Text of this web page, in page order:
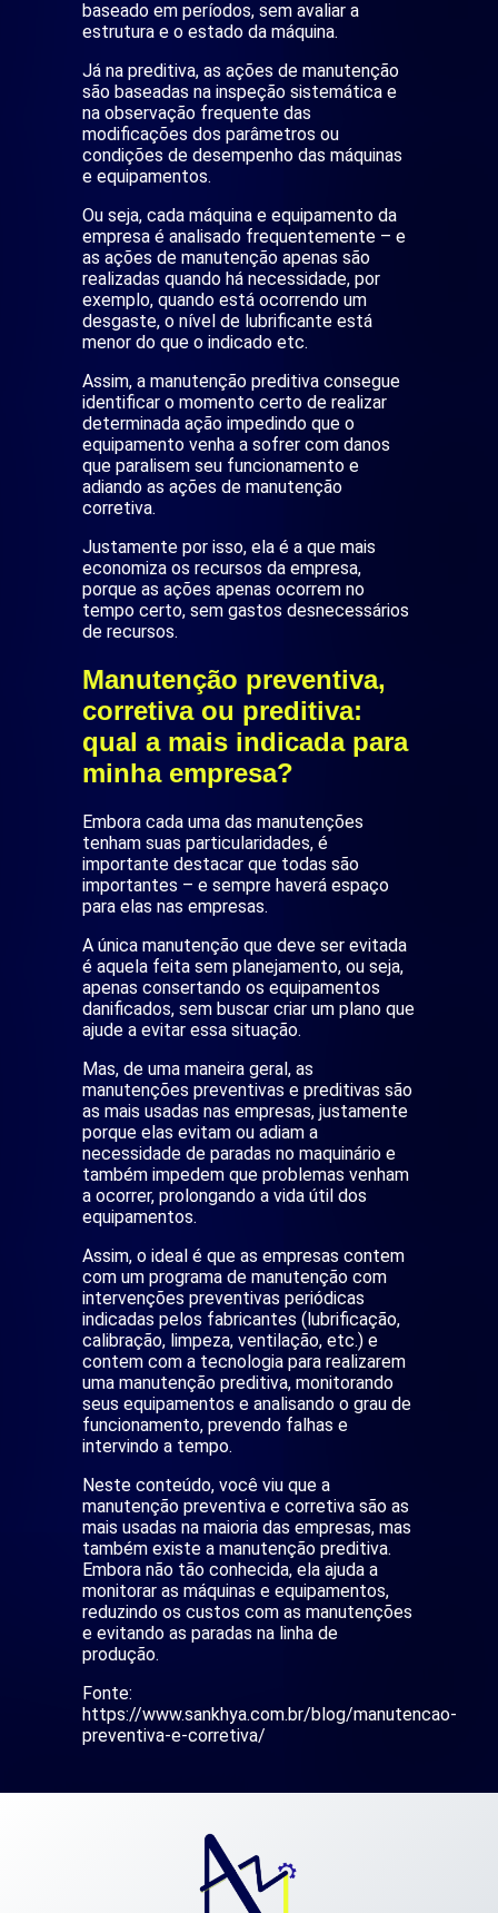
baseado em períodos, sem avaliar a
estrutura e o estado da máquina.
Já na preditiva, as ações de manutenção
são baseadas na inspeção sistemática e
na observação frequente das
modificações dos parâmetros ou
condições de desempenho das máquinas
e equipamentos.
Ou seja, cada máquina e equipamento da
empresa é analisado frequentemente – e
as ações de manutenção apenas são
realizadas quando há necessidade, por
exemplo, quando está ocorrendo um
desgaste, o nível de lubrificante está
menor do que o indicado etc.
Assim, a manutenção preditiva consegue
identificar o momento certo de realizar
determinada ação impedindo que o
equipamento venha a sofrer com danos
que paralisem seu funcionamento e
adiando as ações de manutenção
corretiva.
Justamente por isso, ela é a que mais
economiza os recursos da empresa,
porque as ações apenas ocorrem no
tempo certo, sem gastos desnecessários
de recursos.
Manutenção preventiva,
corretiva ou preditiva:
qual a mais indicada para
minha empresa?
Embora cada uma das manutenções
tenham suas particularidades, é
importante destacar que todas são
importantes – e sempre haverá espaço
para elas nas empresas.
A única manutenção que deve ser evitada
é aquela feita sem planejamento, ou seja,
apenas consertando os equipamentos
danificados, sem buscar criar um plano que
ajude a evitar essa situação.
Mas, de uma maneira geral, as
manutenções preventivas e preditivas são
as mais usadas nas empresas, justamente
porque elas evitam ou adiam a
necessidade de paradas no maquinário e
também impedem que problemas venham
a ocorrer, prolongando a vida útil dos
equipamentos.
Assim, o ideal é que as empresas contem
com um programa de manutenção com
intervenções preventivas periódicas
indicadas pelos fabricantes (lubrificação,
calibração, limpeza, ventilação, etc.) e
contem com a tecnologia para realizarem
uma manutenção preditiva, monitorando
seus equipamentos e analisando o grau de
funcionamento, prevendo falhas e
intervindo a tempo.
Neste conteúdo, você viu que a
manutenção preventiva e corretiva são as
mais usadas na maioria das empresas, mas
também existe a manutenção preditiva.
Embora não tão conhecida, ela ajuda a
monitorar as máquinas e equipamentos,
reduzindo os custos com as manutenções
e evitando as paradas na linha de
produção.
Fonte:
https://www.sankhya.com.br/blog/manutencao-
preventiva-e-corretiva/